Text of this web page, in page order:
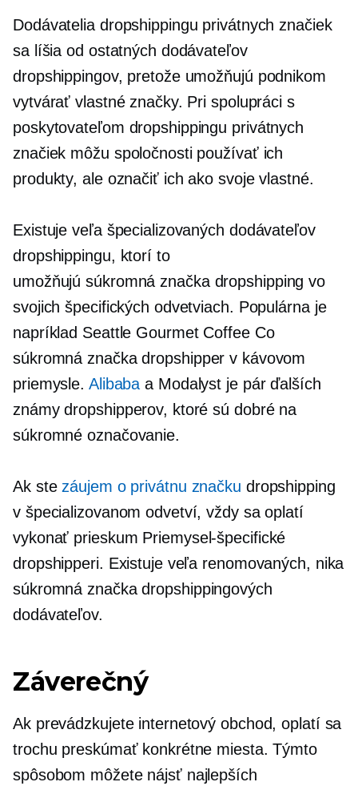
Dodávatelia dropshippingu privátnych značiek
sa líšia od ostatných dodávateľov
dropshippingov, pretože umožňujú podnikom
vytvárať vlastné značky. Pri spolupráci s
poskytovateľom dropshippingu privátnych
značiek môžu spoločnosti používať ich
produkty, ale označiť ich ako svoje vlastné.
Existuje veľa špecializovaných dodávateľov
dropshippingu, ktorí to
umožňujúsúkromná značkadropshipping vo
svojich špecifických odvetviach. Populárna je
napríklad Seattle Gourmet Coffee Co
súkromná značkadropshipper v kávovom
priemysle. Alibaba a Modalyst je pár ďalších
známydropshipperov, ktoré sú dobré na
súkromné ​​označovanie.
Ak ste záujem o privátnu značku dropshipping
v špecializovanom odvetví, vždy sa oplatí
vykonať prieskum Priemysel-špecifické
dropshipperi. Existuje veľa renomovaných, nika
súkromná značkadropshippingových
dodávateľov.
Záverečný
Ak prevádzkujete internetový obchod, oplatí sa
trochu preskúmať konkrétne miesta. Týmto
spôsobom môžete nájsť najlepších